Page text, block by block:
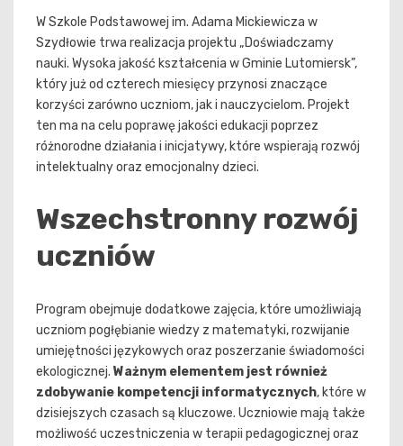
W Szkole Podstawowej im. Adama Mickiewicza w
Szydłowie trwa realizacja projektu „Doświadczamy
nauki. Wysoka jakość kształcenia w Gminie Lutomiersk”,
który już od czterech miesięcy przynosi znaczące
korzyści zarówno uczniom, jak i nauczycielom. Projekt
ten ma na celu poprawę jakości edukacji poprzez
różnorodne działania i inicjatywy, które wspierają rozwój
intelektualny oraz emocjonalny dzieci.
Wszechstronny rozwój
uczniów
Program obejmuje dodatkowe zajęcia, które umożliwiają
uczniom pogłębianie wiedzy z matematyki, rozwijanie
umiejętności językowych oraz poszerzanie świadomości
ekologicznej. Ważnym elementem jest również
zdobywanie kompetencji informatycznych, które w
dzisiejszych czasach są kluczowe. Uczniowie mają także
możliwość uczestniczenia w terapii pedagogicznej oraz